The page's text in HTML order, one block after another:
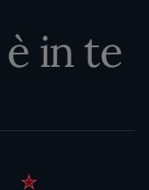
in te